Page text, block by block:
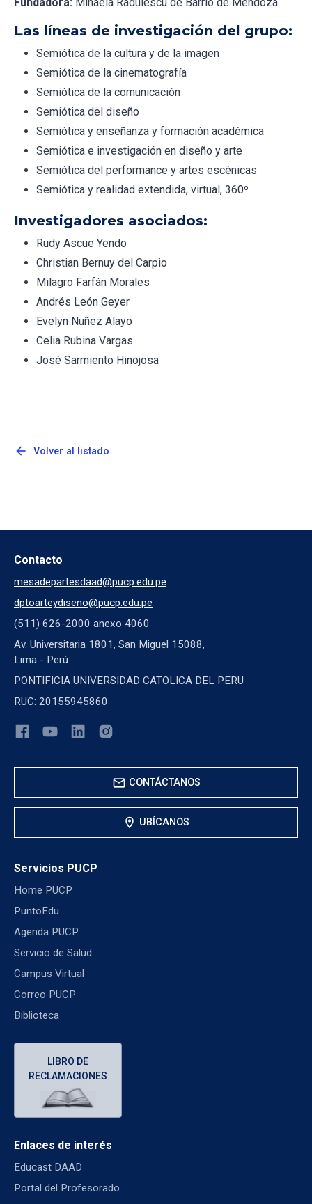
Las líneas de investigación del grupo:
Semiótica de la cultura y de la imagen
Semiótica de la cinematografía
Semiótica de la comunicación
Semiótica del diseño
Semiótica y enseñanza y formación académica
Semiótica e investigación en diseño y arte
Semiótica del performance y artes escénicas
Semiótica y realidad extendida, virtual, 360º
Investigadores asociados:
Rudy Ascue Yendo
Christian Bernuy del Carpio
Milagro Farfán Morales
Andrés León Geyer
Evelyn Nuñez Alayo
Celia Rubina Vargas
José Sarmiento Hinojosa
arrow_back Volver al listado
Contacto
mesadepartesdaad@pucp.edu.pe
dptoarteydiseno@pucp.edu.pe
(511) 626-2000 anexo 4060
Av. Universitaria 1801, San Miguel 15088,
Lima - Perú
PONTIFICIA UNIVERSIDAD CATOLICA DEL PERU
RUC: 20155945860
mail CONTÁCTANOS
location_on UBÍCANOS
Servicios PUCP
Home PUCP
PuntoEdu
Agenda PUCP
Servicio de Salud
Campus Virtual
Correo PUCP
Biblioteca
LIBRO DE
RECLAMACIONES
Enlaces de interés
Educast DAAD
Portal del Profesorado